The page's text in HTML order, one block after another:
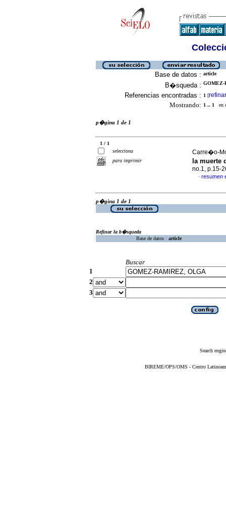
Base de datos : article
B�squeda : GOMEZ-
Referencias encontradas : 1 [refinar
Mostrando: 1 .. 1 en
p�gina 1 de 1
1 / 1
selecciona
para imprimir
Carre�o-
la
no.1, p.15-
· resumen
p�gina 1 de 1
Refinar la b�squeda
Base de datos : article
Buscar
1
2
3
Search
BIREME/OPS/OMS - Centro